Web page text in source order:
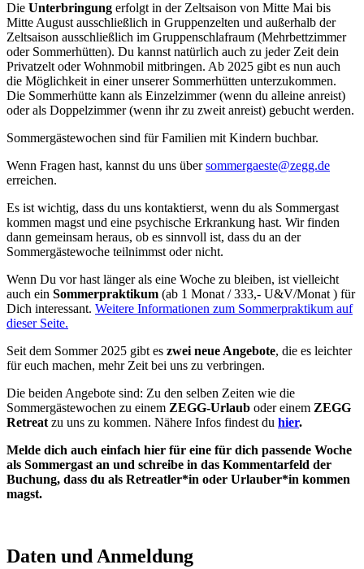
Die Unterbringung erfolgt in der Zeltsaison von Mitte Mai bis
Mitte August ausschließlich in Gruppenzelten und außerhalb der
Zeltsaison ausschließlich im Gruppenschlafraum (Mehrbettzimmer
oder Sommerhütten). Du kannst natürlich auch zu jeder Zeit dein
Privatzelt oder Wohnmobil mitbringen. Ab 2025 gibt es nun auch
die Möglichkeit in einer unserer Sommerhütten unterzukommen.
Die Sommerhütte kann als Einzelzimmer (wenn du alleine anreist)
oder als Doppelzimmer (wenn ihr zu zweit anreist) gebucht werden.
Sommergästewochen sind für Familien mit Kindern buchbar.
Wenn Fragen hast, kannst du uns über
erreichen.
Es ist wichtig, dass du uns kontaktierst, wenn du als Sommergast
kommen magst und eine psychische Erkrankung hast. Wir finden
dann gemeinsam heraus, ob es sinnvoll ist, dass du an der
Sommergästewoche teilnimmst oder nicht.
Wenn Du vor hast länger als eine Woche zu bleiben, ist vielleicht
auch ein Sommerpraktikum (ab 1 Monat / 333,- U&V/Monat ) für
Dich interessant. Weitere Informationen zum Sommerpraktikum auf
dieser Seite.
Seit dem Sommer 2025 gibt es zwei neue Angebote, die es leichter
für euch machen, mehr Zeit bei uns zu verbringen.
Die beiden Angebote sind: Zu den selben Zeiten wie die
Sommergästewochen zu einem ZEGG-Urlaub oder einem ZEGG
Retreatzu uns zu kommen. Nähere Infos findest du hier.
Melde dich auch einfach hier für eine für dich passende Woche
als Sommergast an und schreibe in das Kommentarfeld der
Buchung, dass du als Retreatler*in oder Urlauber*in kommen
magst.
Daten und Anmeldung